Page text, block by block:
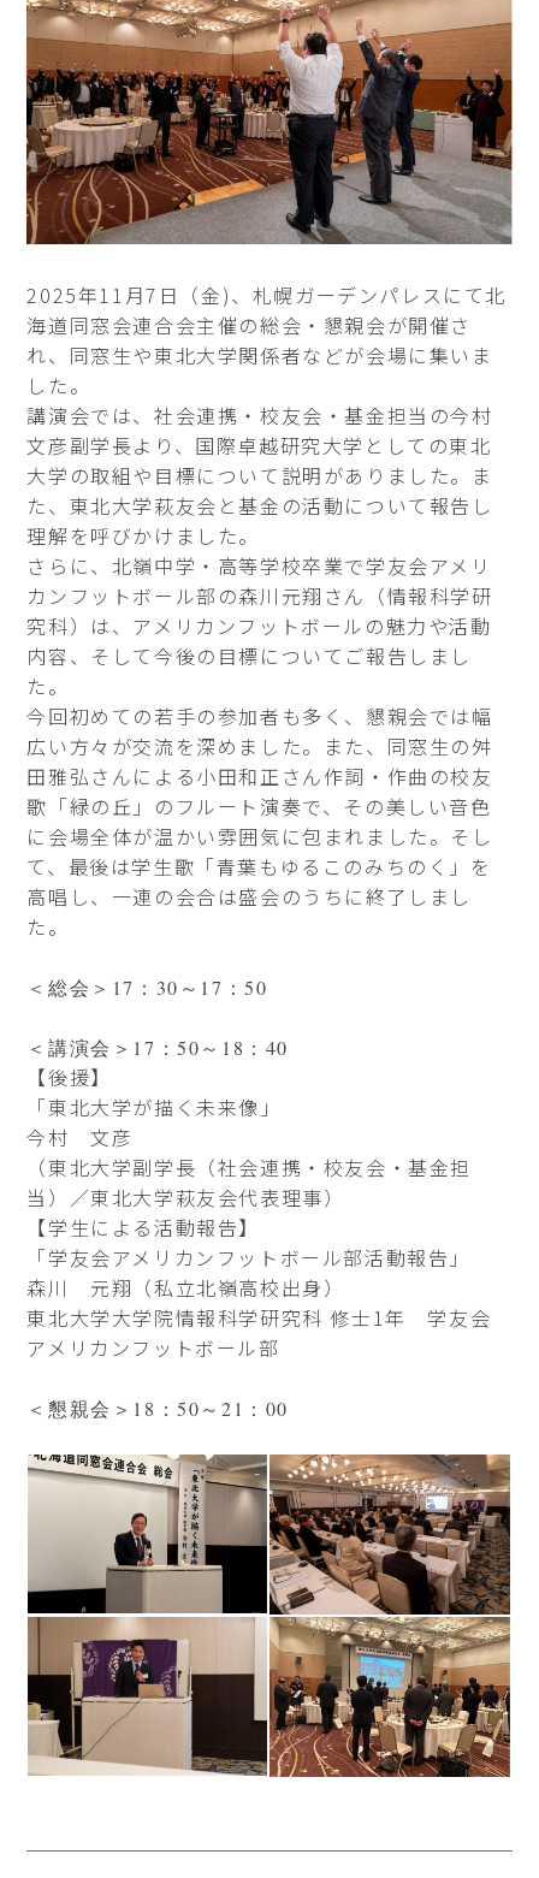
2025年11月7日（金)、札幌ガーデンパレスにて北
海道同窓会連合会主催の総会・懇親会が開催さ
れ、同窓生や東北大学関係者などが会場に集いま
した。
講演会では、社会連携・校友会・基金担当の今村
文彦副学長より、国際卓越研究大学としての東北
大学の取組や目標について説明がありました。ま
た、東北大学萩友会と基金の活動について報告し
理解を呼びかけました。
さらに、北嶺中学・高等学校卒業で学友会アメリ
カンフットボール部の森川元翔さん（情報科学研
究科）は、アメリカンフットボールの魅力や活動
内容、そして今後の目標についてご報告しまし
た。
今回初めての若手の参加者も多く、懇親会では幅
広い方々が交流を深めました。また、同窓生の舛
田雅弘さんによる小田和正さん作詞・作曲の校友
歌「緑の丘」のフルート演奏で、その美しい音色
に会場全体が温かい雰囲気に包まれました。そし
て、最後は学生歌「青葉もゆるこのみちのく」を
高唱し、一連の会合は盛会のうちに終了しまし
た。
＜総会＞17：30～17：50
＜講演会＞17：50～18：40
【後援】
「東北大学が描く未来像」
今村 文彦
（東北大学副学長（社会連携・校友会・基金担
当）／東北大学萩友会代表理事）
【学生による活動報告】
「学友会アメリカンフットボール部活動報告」
森川 元翔（私立北嶺高校出身）
東北大学大学院情報科学研究科 修士1年 学友会
アメリカンフットボール部
＜懇親会＞18：50～21：00